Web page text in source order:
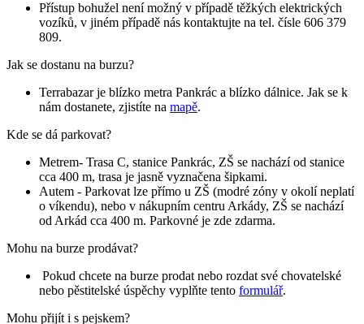
Přístup bohužel není možný v případě těžkých elektrických
vozíků, v jiném případě nás kontaktujte na tel. čísle 606 379
809.
Jak se dostanu na burzu?
Terrabazar je blízko metra Pankrác a blízko dálnice. Jak se k
nám dostanete, zjistíte na mapě.
Kde se dá parkovat?
Metrem- Trasa C, stanice Pankrác, ZŠ se nachází od stanice
cca 400 m, trasa je jasně vyznačena šipkami.
Autem - Parkovat lze přímo u ZŠ (modré zóny v okolí neplatí
o víkendu), nebo v nákupním centru Arkády, ZŠ se nachází
od Arkád cca 400 m. Parkovné je zde zdarma.
Mohu na burze prodávat?
Pokud chcete na burze prodat nebo rozdat své chovatelské
nebo pěstitelské úspěchy vyplňte tento formulář.
Mohu přijít i s pejskem?